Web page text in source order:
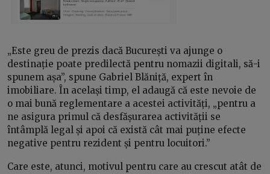
„Este greu de prezis dacă București va ajunge o
destinație poate predilectă pentru nomazii digitali, să-i
spunem așa”, spune Gabriel Blăniță, expert în
imobiliare. În același timp, el adaugă că este nevoie de
o mai bună reglementare a acestei activități, „pentru a
ne asigura primul că desfășurarea activității se
întâmplă legal și apoi că există cât mai puține efecte
negative pentru rezident și pentru locuitori.”
Care este, atunci, motivul pentru care au crescut atât de